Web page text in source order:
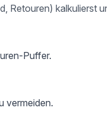
Retouren) kalkulierst
Puffer.
vermeiden.